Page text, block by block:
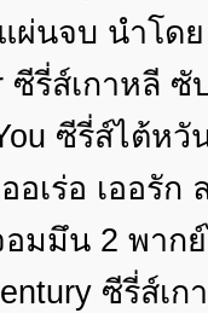
แผ่นจบ นำโ
ซีรี่ส์เกาหลี
ซีรี่ส์ไต้ห
ออเร่อ เออรั
อมมึน 2 พาก
ซีรี่ส์เ